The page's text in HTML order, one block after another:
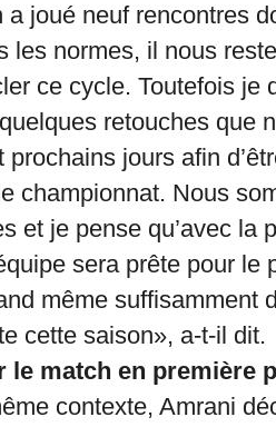
a joué neuf rencontres
les normes, il nous
ce cycle. Toutefois je
retouches que
jours afin
championnat. Nous
et je pense qu’avec la
sera prête pour le
même suffisamment
cette saison», a-t-il dit.
le match en première
contexte, Amrani